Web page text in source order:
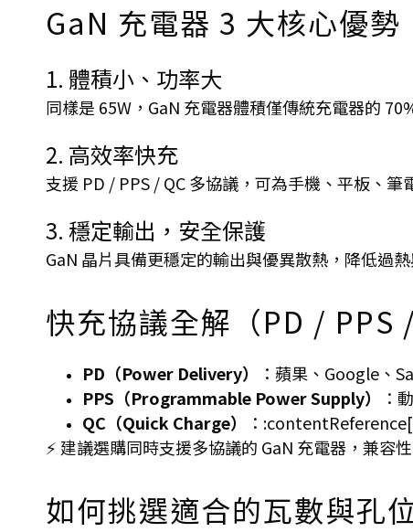
GaN 充電器 3 大核心優勢
1. 體積小、功率大
同樣是 65W，GaN 充電器體積僅傳統充電器的
2. 高效率快充
支援 PD / PPS / QC 多協議，可為手機、平板、
3. 穩定輸出，安全保護
GaN 晶片具備更穩定的輸出與優異散熱，降低過
快充協議全解（PD / PPS /
PD（Power Delivery）
：蘋果、Google、
PPS（Programmable Power Supply）
：
QC（Quick Charge）
：
⚡ 建議選購同時支援多協議的 GaN 充電器，兼容
如何挑選適合的瓦數與孔位